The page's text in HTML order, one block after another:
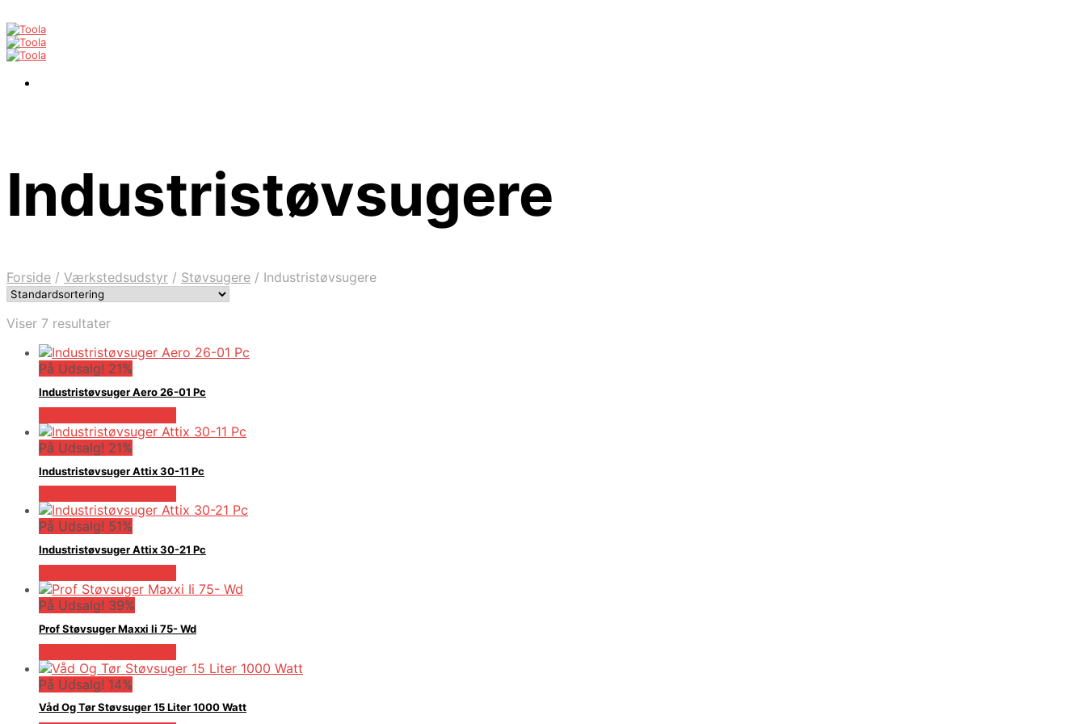
Industristøvsugere
Forside / Værkstedsudstyr / Støvsugere / Industristøvsugere
Viser 7 resultater
På Udsalg! 21%
Industristøvsuger Aero 26-01 Pc
På Udsalg! 21%
Industristøvsuger Attix 30-11 Pc
På Udsalg! 51%
Industristøvsuger Attix 30-21 Pc
På Udsalg! 39%
Prof Støvsuger Maxxi Ii 75- Wd
På Udsalg! 14%
Våd Og Tør Støvsuger 15 Liter 1000 Watt